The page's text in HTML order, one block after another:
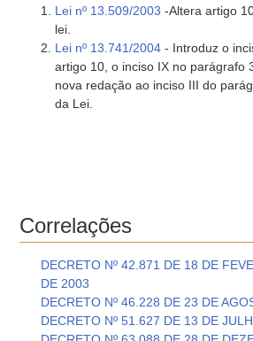
Lei nº 13.509/2003 -Altera artigo
lei.
Lei nº 13.741/2004 - Introduz o
artigo 10, o inciso IX no parágrafo
nova redação ao inciso III do
da Lei.
Correlações
DECRETO Nº 42.871 DE 18 DE
DE 2003
DECRETO Nº 46.228 DE 23 DE
DECRETO Nº 51.627 DE 13 DE